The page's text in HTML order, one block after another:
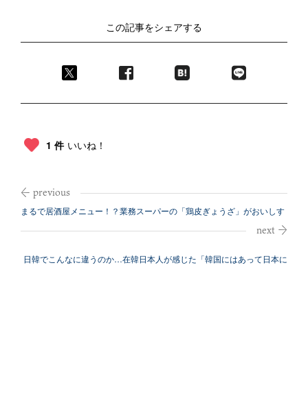
この記事をシェアする
1 件 いいね！
まるで居酒屋メニュー！？業務スーパーの「鶏皮ぎょうざ」がおいしす
日韓でこんなに違うのか…在韓日本人が感じた「韓国にはあって日本に